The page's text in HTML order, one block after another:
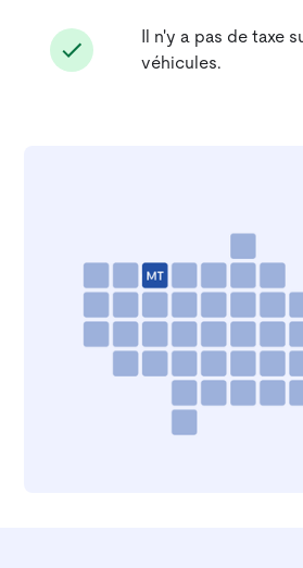
Il n'y a pas de taxe
véhicules.